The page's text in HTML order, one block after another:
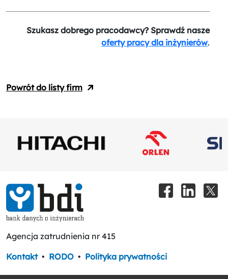
Szukasz dobrego pracodawcy? Sprawdź nasze
oferty pracy dla inżynierów.
Powrót do listy firm
Agencja zatrudnienia nr 415
Kontakt • RODO • Polityka prywatności